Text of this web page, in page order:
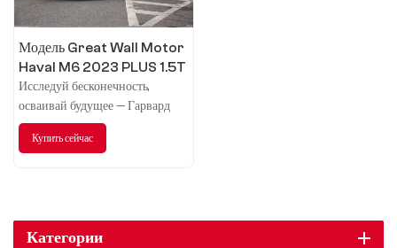
Модель Great Wall Motor
Haval M6 2023 PLUS 1.5T
DCT Deluxe Smart
Connect
Исследуй бесконечность,
осваивай будущее — Гарвард
М6.
Купить сейчас
Категории